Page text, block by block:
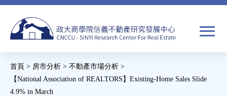
Jump
navigation
搜
搜
尋
您
首頁 > 房市分析 > 不動產市場分析 >
【National Association of REALTORS】Existing-Home Sales Slide
4.9% in March